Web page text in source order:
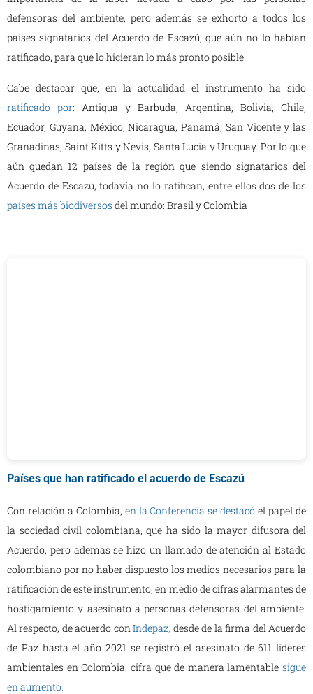
defensoras del ambiente, pero además se exhortó a todos los
países signatarios del Acuerdo de Escazú, que aún no lo habían
ratificado, para que lo hicieran lo más pronto posible.
Cabe destacar que, en la actualidad el instrumento ha sido
ratificado por: Antigua y Barbuda, Argentina, Bolivia, Chile,
Ecuador, Guyana, México, Nicaragua, Panamá, San Vicente y las
Granadinas, Saint Kitts y Nevis, Santa Lucia y Uruguay. Por lo que
aún quedan 12 países de la región que siendo signatarios del
Acuerdo de Escazú, todavía no lo ratifican, entre ellos dos de los
países más biodiversos del mundo: Brasil y Colombia
Países que han ratificado el acuerdo de Escazú
Con relación a Colombia, en la Conferencia se destacó el papel de
la sociedad civil colombiana, que ha sido la mayor difusora del
Acuerdo, pero además se hizo un llamado de atención al Estado
colombiano por no haber dispuesto los medios necesarios para la
ratificación de este instrumento, en medio de cifras alarmantes de
hostigamiento y asesinato a personas defensoras del ambiente.
Al respecto, de acuerdo con Indepaz, desde de la firma del Acuerdo
de Paz hasta el año 2021 se registró el asesinato de 611 lideres
ambientales en Colombia, cifra que de manera lamentable sigue
en aumento